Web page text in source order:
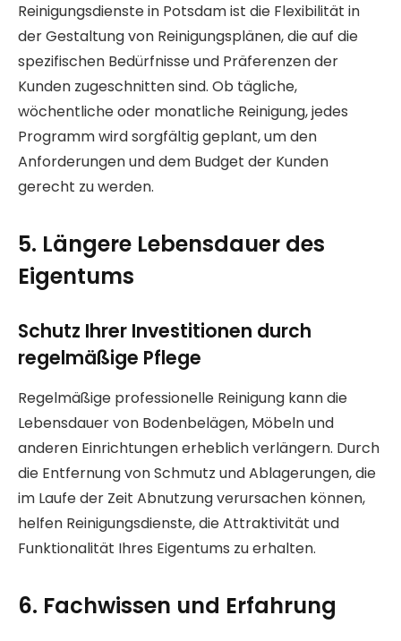
Reinigungsdienste in Potsdam ist die Flexibilität in
der Gestaltung von Reinigungsplänen, die auf die
spezifischen Bedürfnisse und Präferenzen der
Kunden zugeschnitten sind. Ob tägliche,
wöchentliche oder monatliche Reinigung, jedes
Programm wird sorgfältig geplant, um den
Anforderungen und dem Budget der Kunden
gerecht zu werden.
5. Längere Lebensdauer des
Eigentums
Schutz Ihrer Investitionen durch
regelmäßige Pflege
Regelmäßige professionelle Reinigung kann die
Lebensdauer von Bodenbelägen, Möbeln und
anderen Einrichtungen erheblich verlängern. Durch
die Entfernung von Schmutz und Ablagerungen, die
im Laufe der Zeit Abnutzung verursachen können,
helfen Reinigungsdienste, die Attraktivität und
Funktionalität Ihres Eigentums zu erhalten.
6. Fachwissen und Erfahrung